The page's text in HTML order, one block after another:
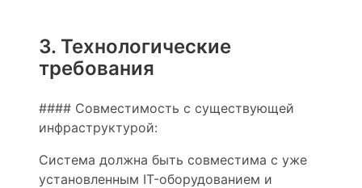
3. Технологические
требования
#### Совместимость с существующей
инфраструктурой:
Система должна быть совместима с уже
установленным IT-оборудованием и